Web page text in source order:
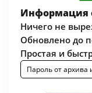
Информация
Ничего не
Обновлено до
Простая и
Пароль от архива